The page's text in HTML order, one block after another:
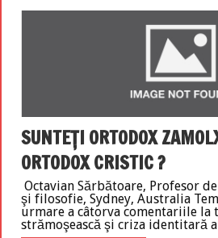
SUNTEȚI ORTODOX
ORTODOX CRISTIC ?
Octavian Sărbătoare, Profesor
şi filosofie, Sydney, Australia
urmare a câtorva comentariile la
strămoşească şi criza identitară a